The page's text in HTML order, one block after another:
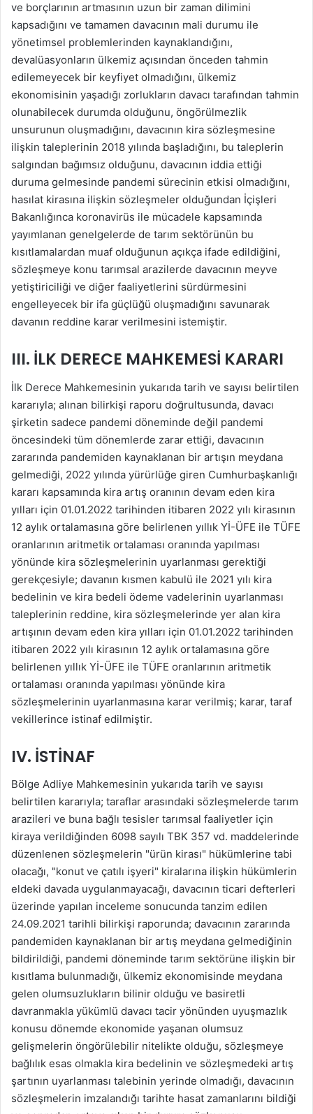
ve borçlarının artmasının uzun bir zaman dilimini
kapsadığını ve tamamen davacının mali durumu ile
yönetimsel problemlerinden kaynaklandığını,
devalüasyonların ülkemiz açısından önceden tahmin
edilemeyecek bir keyfiyet olmadığını, ülkemiz
ekonomisinin yaşadığı zorlukların davacı tarafından tahmin
olunabilecek durumda olduğunu, öngörülmezlik
unsurunun oluşmadığını, davacının kira sözleşmesine
ilişkin taleplerinin 2018 yılında başladığını, bu taleplerin
salgından bağımsız olduğunu, davacının iddia ettiği
duruma gelmesinde pandemi sürecinin etkisi olmadığını,
hasılat kirasına ilişkin sözleşmeler olduğundan İçişleri
Bakanlığınca koronavirüs ile mücadele kapsamında
yayımlanan genelgelerde de tarım sektörünün bu
kısıtlamalardan muaf olduğunun açıkça ifade edildiğini,
sözleşmeye konu tarımsal arazilerde davacının meyve
yetiştiriciliği ve diğer faaliyetlerini sürdürmesini
engelleyecek bir ifa güçlüğü oluşmadığını savunarak
davanın reddine karar verilmesini istemiştir.
III. İLK DERECE MAHKEMESİ KARARI
İlk Derece Mahkemesinin yukarıda tarih ve sayısı belirtilen
kararıyla; alınan bilirkişi raporu doğrultusunda, davacı
şirketin sadece pandemi döneminde değil pandemi
öncesindeki tüm dönemlerde zarar ettiği, davacının
zararında pandemiden kaynaklanan bir artışın meydana
gelmediği, 2022 yılında yürürlüğe giren Cumhurbaşkanlığı
kararı kapsamında kira artış oranının devam eden kira
yılları için 01.01.2022 tarihinden itibaren 2022 yılı kirasının
12 aylık ortalamasına göre belirlenen yıllık Yİ-ÜFE ile TÜFE
oranlarının aritmetik ortalaması oranında yapılması
yönünde kira sözleşmelerinin uyarlanması gerektiği
gerekçesiyle; davanın kısmen kabulü ile 2021 yılı kira
bedelinin ve kira bedeli ödeme vadelerinin uyarlanması
taleplerinin reddine, kira sözleşmelerinde yer alan kira
artışının devam eden kira yılları için 01.01.2022 tarihinden
itibaren 2022 yılı kirasının 12 aylık ortalamasına göre
belirlenen yıllık Yİ-ÜFE ile TÜFE oranlarının aritmetik
ortalaması oranında yapılması yönünde kira
sözleşmelerinin uyarlanmasına karar verilmiş; karar, taraf
vekillerince istinaf edilmiştir.
IV. İSTİNAF
Bölge Adliye Mahkemesinin yukarıda tarih ve sayısı
belirtilen kararıyla; taraflar arasındaki sözleşmelerde tarım
arazileri ve buna bağlı tesisler tarımsal faaliyetler için
kiraya verildiğinden 6098 sayılı TBK 357 vd. maddelerinde
düzenlenen sözleşmelerin "ürün kirası" hükümlerine tabi
olacağı, "konut ve çatılı işyeri" kiralarına ilişkin hükümlerin
eldeki davada uygulanmayacağı, davacının ticari defterleri
üzerinde yapılan inceleme sonucunda tanzim edilen
24.09.2021 tarihli bilirkişi raporunda; davacının zararında
pandemiden kaynaklanan bir artış meydana gelmediğinin
bildirildiği, pandemi döneminde tarım sektörüne ilişkin bir
kısıtlama bulunmadığı, ülkemiz ekonomisinde meydana
gelen olumsuzlukların bilinir olduğu ve basiretli
davranmakla yükümlü davacı tacir yönünden uyuşmazlık
konusu dönemde ekonomide yaşanan olumsuz
gelişmelerin öngörülebilir nitelikte olduğu, sözleşmeye
bağlılık esas olmakla kira bedelinin ve sözleşmedeki artış
şartının uyarlanması talebinin yerinde olmadığı, davacının
sözleşmelerin imzalandığı tarihte hasat zamanlarını bildiği